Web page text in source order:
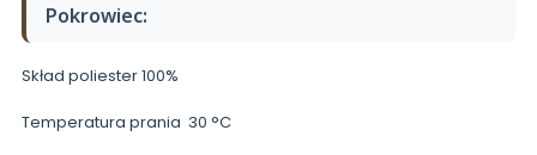
Pokrowiec:
Skład poliester 100%
Temperatura prania 30 °C